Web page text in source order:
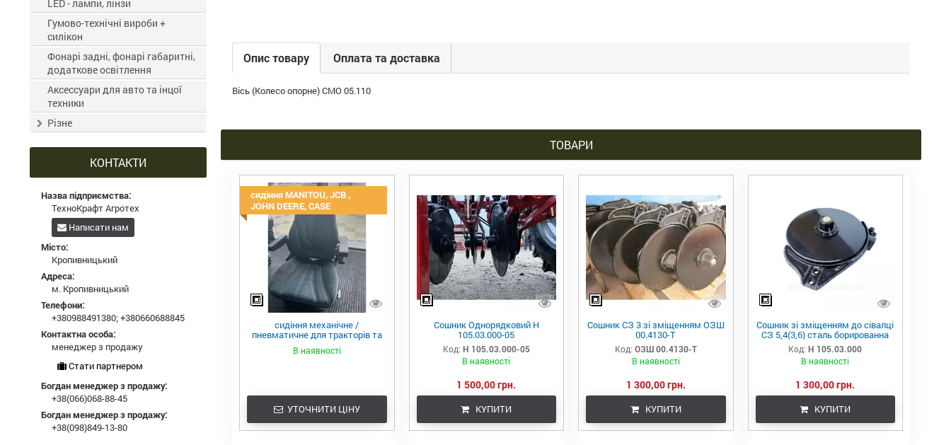
Опис товару Оплата та доставка
Вісь (Колесо опорне) СМО 05.110
ТОВАРИ
сидіння MANITOU, JCB ,
JOHN DEERE, CASE
сидіння механічне /
пневматичне для тракторів та
комбайнів MANITOU, JCB , JOHN
DEERE, CASE, NEW HOLLAND,
В наявності
УТОЧНИТИ ЦІНУ
Сошник Однорядковий Н
105.03.000-05
Код: Н 105.03.000-05
В наявності
1 500,00 грн.
КУПИТИ
Сошник СЗ 3 зі зміщенням ОЗШ
00.4130-Т
Код: ОЗШ 00.4130-Т
В наявності
1 300,00 грн.
КУПИТИ
Сошник зі зміщенням до сівалці
СЗ 5,4(3,6) сталь борированна
Код: Н 105.03.000
В наявності
1 300,00 грн.
КУПИТИ
LED - лампи, лінзи
Гумово-технічні вироби +
силікон
Фонарі задні, фонарі габаритні,
додаткове освітлення
Аксессуари для авто та інцої
техники
Різне
КОНТАКТИ
Назва підприємства:
ТехноКрафт Агротех
Написати нам
Місто:
Кропивницький
Адреса:
м. Кропивницький
Телефони:
+380988491380;+380660688845
Контактна особа:
менеджер з продажу
Стати партнером
Богдан менеджер з продажу:
+38(066)068-88-45
Богдан менеджер з продажу:
+38(098)849-13-80